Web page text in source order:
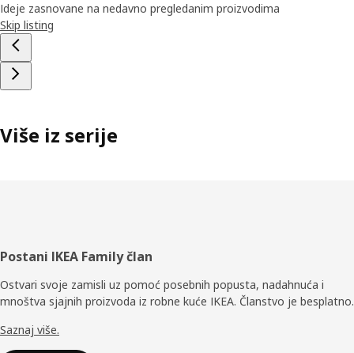
Ideje zasnovane na nedavno pregledanim proizvodima
Skip listing
Više iz serije
Podnožje
Postani IKEA Family član
Ostvari svoje zamisli uz pomoć posebnih popusta, nadahnuća i
mnoštva sjajnih proizvoda iz robne kuće IKEA. Članstvo je besplatno.
Saznaj više.